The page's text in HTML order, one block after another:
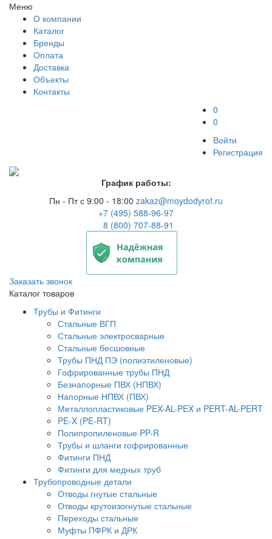
Меню
О компании
Каталог
Бренды
Оплата
Доставка
Объекты
Контакты
0
0
Войти
Регистрация
График работы:
Пн - Пт с 9:00 - 18:00 zakaz@moydodyrof.ru
+7 (495) 588-96-97
8 (800) 707-88-91
Заказать звонок
Каталог товаров
Трубы и Фитинги
Стальные ВГП
Стальные электросварные
Стальные бесшовные
Трубы ПНД ПЭ (полиэтиленовые)
Гофрированные трубы ПНД
Безнапорные ПВХ (НПВХ)
Напорные НПВХ (ПВХ)
Металлопластиковые PEX-AL-PEX и PERT-AL-PERT
PE-X (PE-RT)
Полипропиленовые PP-R
Трубы и шланги гофрированные
Фитинги ПНД
Фитинги для медных труб
Трубопроводные детали
Отводы гнутые стальные
Отводы крутоизогнутые стальные
Переходы стальные
Муфты ПФРК и ДРК